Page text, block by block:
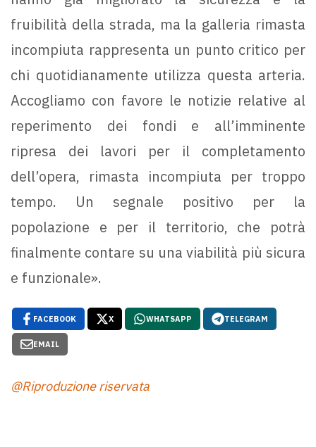
fruibilità della strada, ma la galleria rimasta
incompiuta rappresenta un punto critico per
chi quotidianamente utilizza questa arteria.
Accogliamo con favore le notizie relative al
reperimento dei fondi e all’imminente
ripresa dei lavori per il completamento
dell’opera, rimasta incompiuta per troppo
tempo. Un segnale positivo per la
popolazione e per il territorio, che potrà
finalmente contare su una viabilità più sicura
e funzionale».
FACEBOOK X WHATSAPP TELEGRAM
EMAIL
@Riproduzione riservata